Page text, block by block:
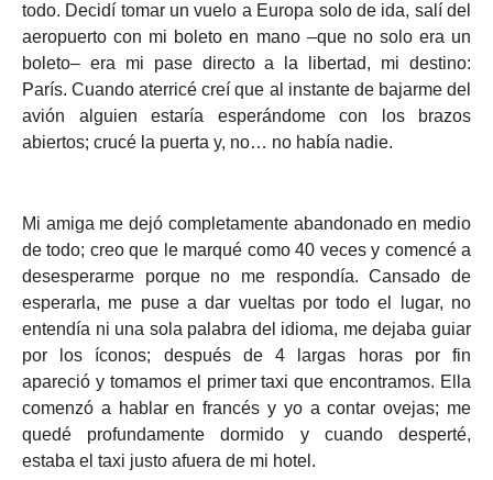
todo. Decidí tomar un vuelo a Europa solo de ida, salí del
aeropuerto con mi boleto en mano –que no solo era un
boleto– era mi pase directo a la libertad, mi destino:
París. Cuando aterricé creí que al instante de bajarme del
avión alguien estaría esperándome con los brazos
abiertos; crucé la puerta y, no… no había nadie.
Mi amiga me dejó completamente abandonado en medio
de todo; creo que le marqué como 40 veces y comencé a
desesperarme porque no me respondía. Cansado de
esperarla, me puse a dar vueltas por todo el lugar, no
entendía ni una sola palabra del idioma, me dejaba guiar
por los íconos; después de 4 largas horas por fin
apareció y tomamos el primer taxi que encontramos. Ella
comenzó a hablar en francés y yo a contar ovejas; me
quedé profundamente dormido y cuando desperté,
estaba el taxi justo afuera de mi hotel.